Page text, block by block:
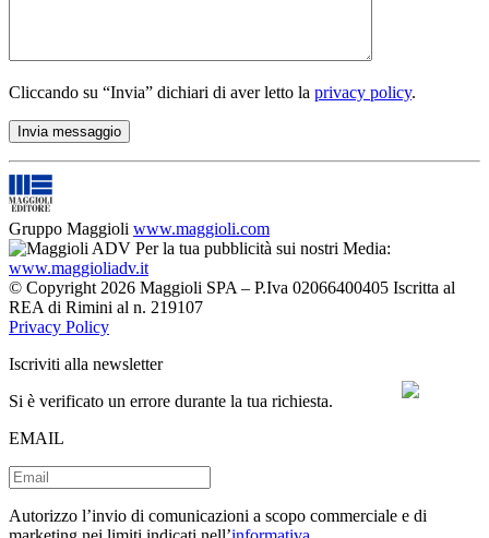
Cliccando su “Invia” dichiari di aver letto la privacy policy.
Gruppo Maggioli www.maggioli.com
Per la tua pubblicità sui nostri Media:
www.maggioliadv.it
© Copyright 2026 Maggioli SPA – P.Iva 02066400405 Iscritta al
REA di Rimini al n. 219107
Privacy Policy
Iscriviti alla newsletter
Si è verificato un errore durante la tua richiesta.
EMAIL
Autorizzo l’invio di comunicazioni a scopo commerciale e di